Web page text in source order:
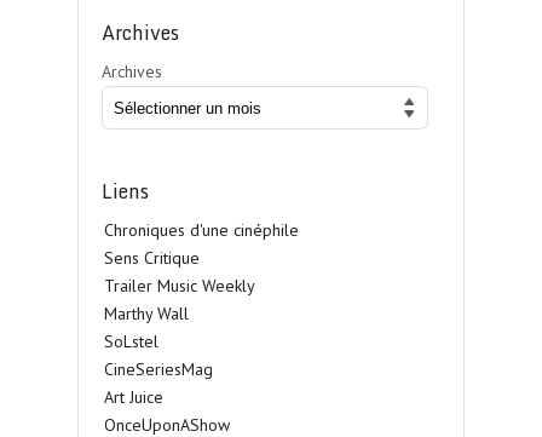
Archives
Archives
Liens
Chroniques d'une cinéphile
Sens Critique
Trailer Music Weekly
Marthy Wall
SoLstel
CineSeriesMag
Art Juice
OnceUponAShow